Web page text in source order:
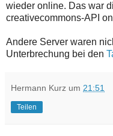
wieder online. Das war
creativecommons-API
Andere Server waren
Unterbrechung bei den
Hermann Kurz um 21:51
Teilen